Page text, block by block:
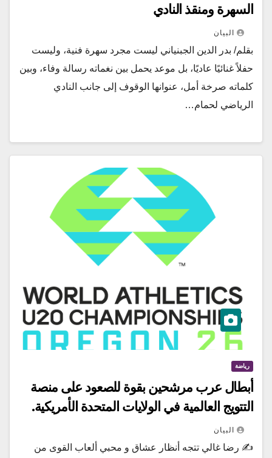
السهرة ومنقذ النادي
البيان
بقلم/ بدر الدين الجبنياني ليست مجرد سهرة فنية، وليست
حفلاً غنائيًا عاديًا، بل موعد يحمل بين نغماته رسالة وفاء، وبين
كلماته صرخة أمل، عنوانها الوقوف إلى جانب النادي
الرياضي لحمام…
رياضة
أبطال عرب مرشحين بقوة للصعود على منصة
التتويج العالمية في الولايات المتحدة الأمريكية.
البيان
✍️ رضا غالي تتجه أنظار عشاق و محبي ألعاب القوى من